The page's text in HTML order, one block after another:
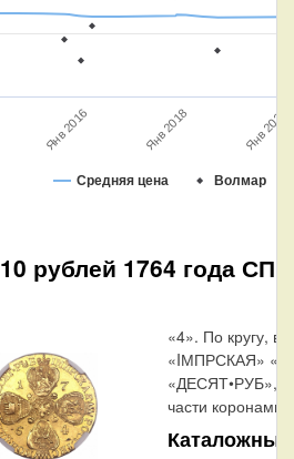
Средняя цена Волмар
Янв 2016 Янв 2018 Янв 2020
10 рублей 1764 года
«4». По кругу,
«IМПРСКАЯ»
«ДЕСЯТ•РУБ»,
части коронами.